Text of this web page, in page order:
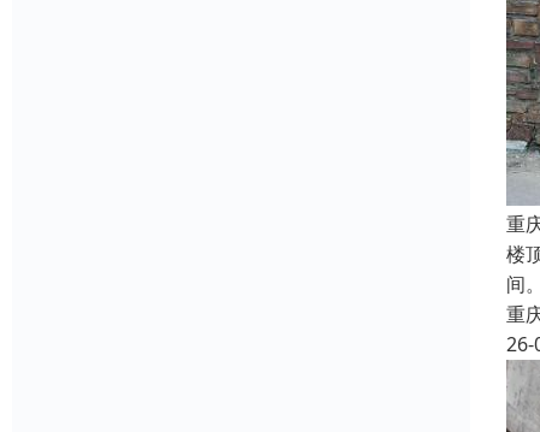
重
楼
间
重
26-